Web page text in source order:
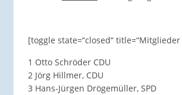
[toggle state=“closed“
1 Otto Schröder CDU
2 Jörg Hillmer, CDU
3 Hans-Jürgen Drögemüller, SPD